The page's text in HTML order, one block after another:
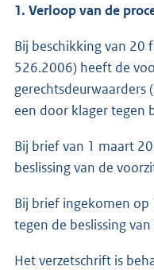
1. Verloop van de
Bij beschikking van 20
526.2006) heeft de
gerechtsdeurwaarders
een door klager tegen
Bij brief van 1 maart
beslissing van de
Bij brief ingekomen
tegen de beslissing
Het verzetschrift is